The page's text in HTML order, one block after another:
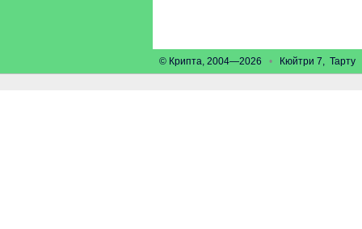
© Крипта, 2004—2026 • Кюйтри 7, Тарту